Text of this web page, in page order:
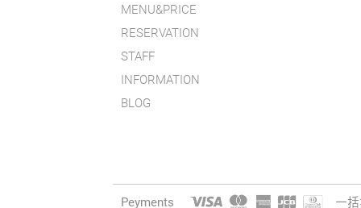
MENU&PRICE
RESERVATION
STAFF
INFORMATION
BLOG
Peyments 一